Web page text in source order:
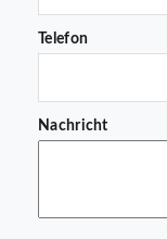
Telefon
Nachricht